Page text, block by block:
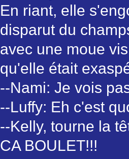
En riant, elle
disparut du
avec une moue
qu'elle était
--Nami: Je vois
--Luffy: Eh c'est
--Kelly, tourne la
CA BOULET!!!